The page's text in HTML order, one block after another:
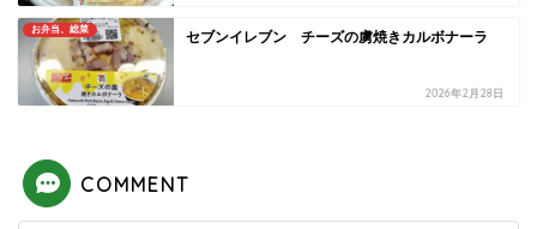
お弁当、総菜 セブンイレブン チーズの虜焼きカルボナーラ
2026年2月28日
COMMENT